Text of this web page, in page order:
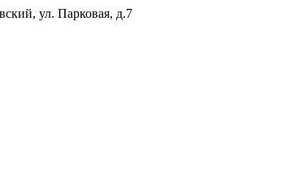
ул. Парковая, д.7